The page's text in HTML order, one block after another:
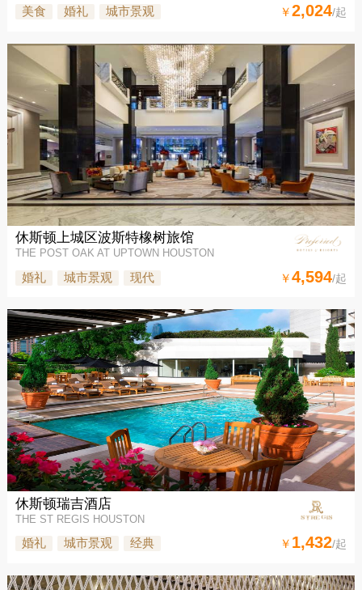
美食 婚礼 城市景观 ￥2,024/起
休斯顿上城区波斯特橡树旅馆
THE POST OAK AT UPTOWN HOUSTON
婚礼 城市景观 现代 ￥4,594/起
休斯顿瑞吉酒店
THE ST REGIS HOUSTON
婚礼 城市景观 经典 ￥ 1,432/起